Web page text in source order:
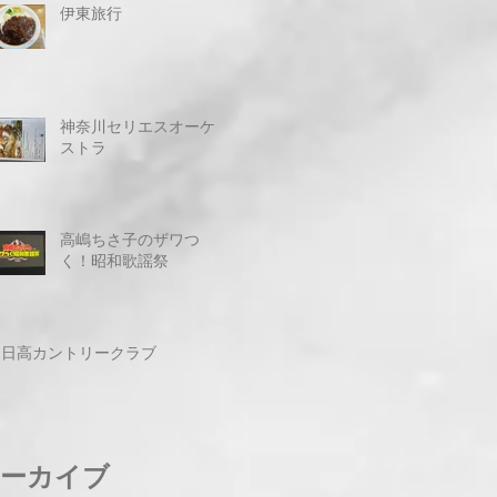
伊東旅行
神奈川セリエスオーケ
ストラ
高嶋ちさ子のザワつ
く！昭和歌謡祭
日高カントリークラブ
カイブ